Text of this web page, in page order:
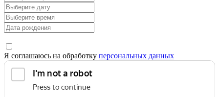
Я соглашаюсь на обработку персональных данных